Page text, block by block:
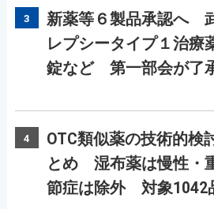
3
新薬等６製品承認へ
レプシータイプ１治療
錠など 第一部会が了
4
OTC類似薬の技術的検
とめ 湿布薬は慢性・
節症は除外 対象1042